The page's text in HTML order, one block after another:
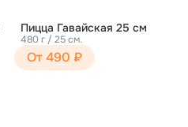
Пицца Гавайская 25 см
480 г / 25 см.
От 490 ₽